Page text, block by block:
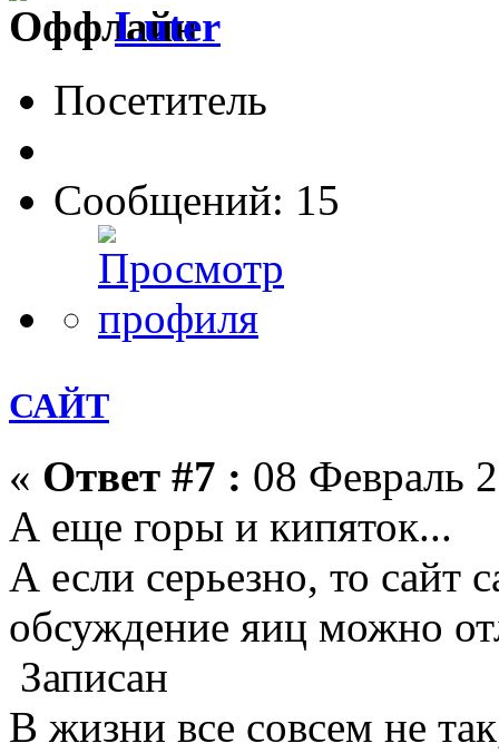
Luter
Посетитель
Сообщений: 15
САЙТ
« Ответ #7 : 08 Февраль
А еще горы и кипяток...
А если серьезно, то сайт
обсуждение яиц можно
Записан
В жизни все совсем не